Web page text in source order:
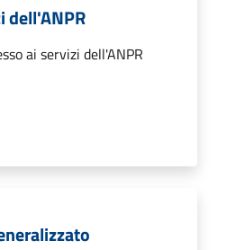
dell'ANPR
ai servizi dell'ANPR